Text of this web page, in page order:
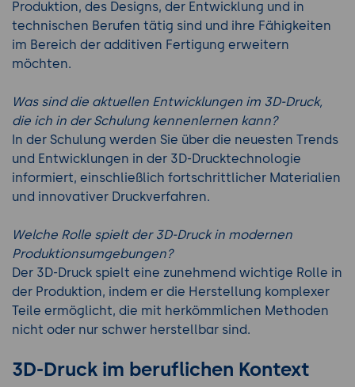
Produktion, des Designs, der Entwicklung und in
technischen Berufen tätig sind und ihre Fähigkeiten
im Bereich der additiven Fertigung erweitern
möchten.
Was sind die aktuellen Entwicklungen im 3D-Druck,
die ich in der Schulung kennenlernen kann?
In der Schulung werden Sie über die neuesten Trends
und Entwicklungen in der 3D-Drucktechnologie
informiert, einschließlich fortschrittlicher Materialien
und innovativer Druckverfahren.
Welche Rolle spielt der 3D-Druck in modernen
Produktionsumgebungen?
Der 3D-Druck spielt eine zunehmend wichtige Rolle in
der Produktion, indem er die Herstellung komplexer
Teile ermöglicht, die mit herkömmlichen Methoden
nicht oder nur schwer herstellbar sind.
3D-Druck im beruflichen Kontext